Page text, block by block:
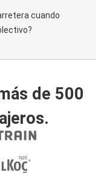
cuando
de 500